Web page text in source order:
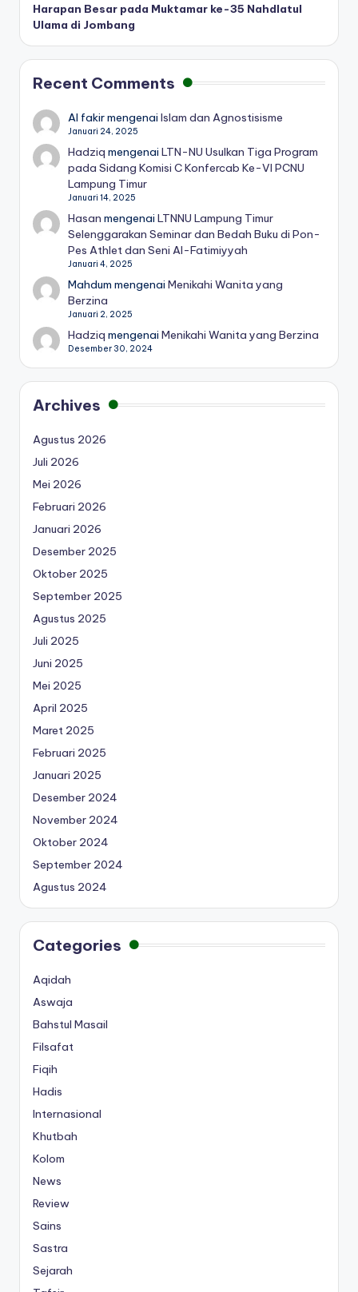
Harapan Besar pada Muktamar ke-35 Nahdlatul
Ulama di Jombang
Recent Comments
Al fakirmengenaiIslam dan Agnostisisme
Januari 24, 2025
Hadziq mengenaiLTN-NU Usulkan Tiga Program
pada Sidang Komisi C Konfercab Ke-VI PCNU
Lampung Timur
Januari 14, 2025
Hasan mengenaiLTNNU Lampung Timur
Selenggarakan Seminar dan Bedah Buku di Pon-
Pes Athlet dan Seni Al-Fatimiyyah
Januari 4, 2025
Mahdum mengenaiMenikahi Wanita yang
Berzina
Januari 2, 2025
Hadziq mengenaiMenikahi Wanita yang Berzina
Desember 30, 2024
Archives
Agustus 2026
Juli 2026
Mei 2026
Februari 2026
Januari 2026
Desember 2025
Oktober 2025
September 2025
Agustus 2025
Juli 2025
Juni 2025
Mei 2025
April 2025
Maret 2025
Februari 2025
Januari 2025
Desember 2024
November 2024
Oktober 2024
September 2024
Agustus 2024
Categories
Aqidah
Aswaja
Bahstul Masail
Filsafat
Fiqih
Hadis
Internasional
Khutbah
Kolom
News
Review
Sains
Sastra
Sejarah